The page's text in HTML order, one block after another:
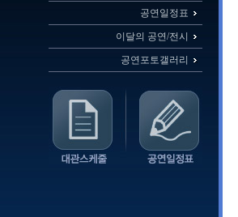
공연일정표
이달의 공연/전시
공연포토갤러리